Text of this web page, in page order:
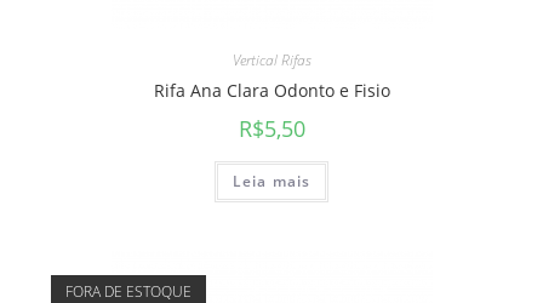
Vertical Rifas
Rifa Ana Clara Odonto e Fisio
R$5,50
Leia mais
FORA DE ESTOQUE